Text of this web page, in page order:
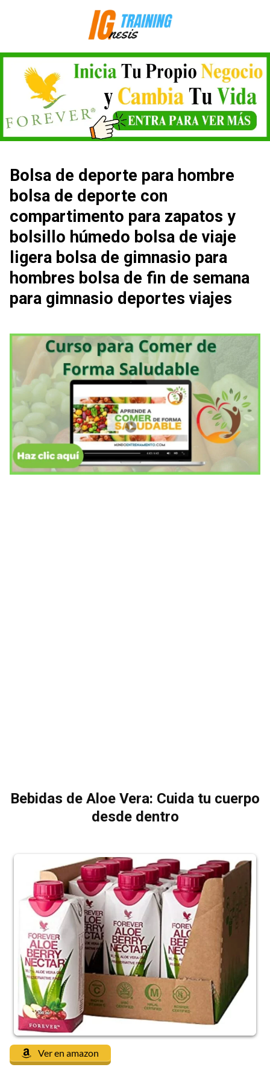
Bolsa de deporte para hombre
bolsa de deporte con
compartimento para zapatos y
bolsillo húmedo bolsa de viaje
ligera bolsa de gimnasio para
hombres bolsa de fin de semana
para gimnasio deportes viajes
Bebidas de Aloe Vera: Cuida tu cuerpo
desde dentro
Ver en amazon